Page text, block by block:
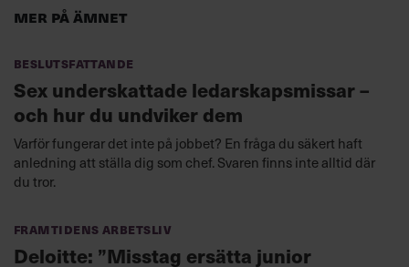
Mer på ämnet
Beslutsfattande
Sex underskattade ledarskapsmissar –
och hur du undviker dem
Varför fungerar det inte på jobbet? En fråga du säkert haft
anledning att ställa dig som chef. Svaren finns inte alltid där
du tror.
Framtidens arbetsliv
Deloitte: ”Misstag ersätta junior